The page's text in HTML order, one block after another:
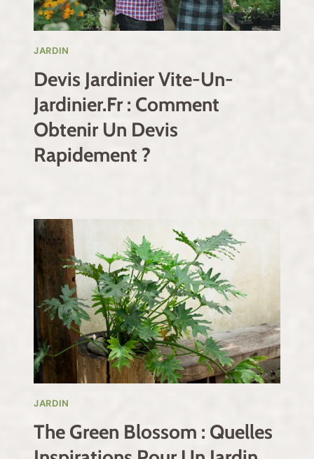
JARDIN
Devis Jardinier Vite-Un-
Jardinier.fr : Comment
Obtenir Un Devis
Rapidement ?
JARDIN
The Green Blossom : Quelles